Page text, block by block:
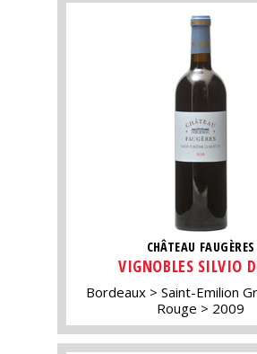
CHÂTEAU FAUGÈRES
VIGNOBLES SILVIO
Bordeaux
Saint-Emilion
Rouge
2009